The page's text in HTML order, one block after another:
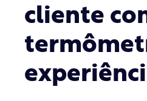
cliente